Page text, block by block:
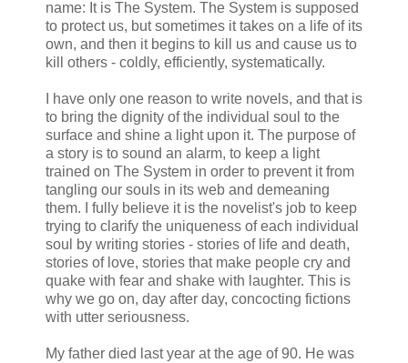
name: It is The System. The System is supposed
to protect us, but sometimes it takes on a life of its
own, and then it begins to kill us and cause us to
kill others - coldly, efficiently, systematically.
I have only one reason to write novels, and that is
to bring the dignity of the individual soul to the
surface and shine a light upon it. The purpose of
a story is to sound an alarm, to keep a light
trained on The System in order to prevent it from
tangling our souls in its web and demeaning
them. I fully believe it is the novelist's job to keep
trying to clarify the uniqueness of each individual
soul by writing stories - stories of life and death,
stories of love, stories that make people cry and
quake with fear and shake with laughter. This is
why we go on, day after day, concocting fictions
with utter seriousness.
My father died last year at the age of 90. He was